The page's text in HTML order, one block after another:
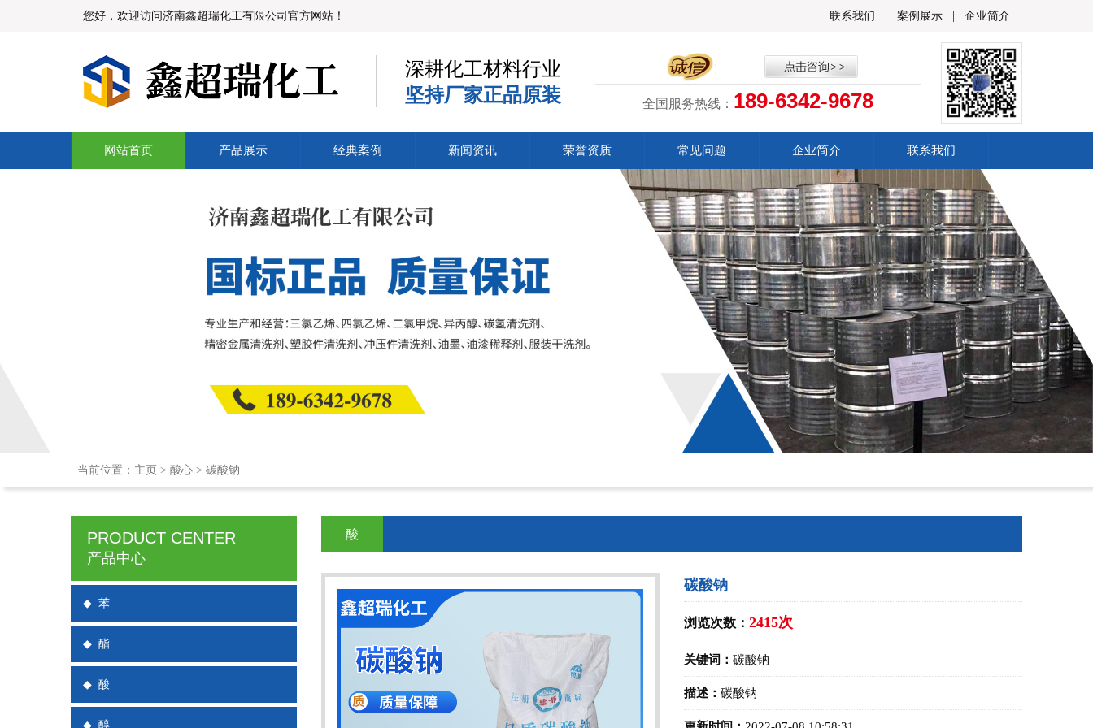
您好，欢迎访问济南鑫超瑞化工有限公司官方网站！ 联系我们 案例展示 企业简介
深耕化工材料行业
坚持厂家正品原装
全国服务热线： 189-6342-9678
网站首页 产品展示 经典案例 新闻资讯 荣誉资质 常见问题 企业简介 联系我们
当前位置： 主页 > 酸心 > 碳酸钠
PRODUCT CENTER
产品中心
◆ 苯
◆ 酯
◆ 酸
◆ 醇
酸
碳酸钠
浏览次数： 2415次
关键词： 碳酸钠
描述： 碳酸钠